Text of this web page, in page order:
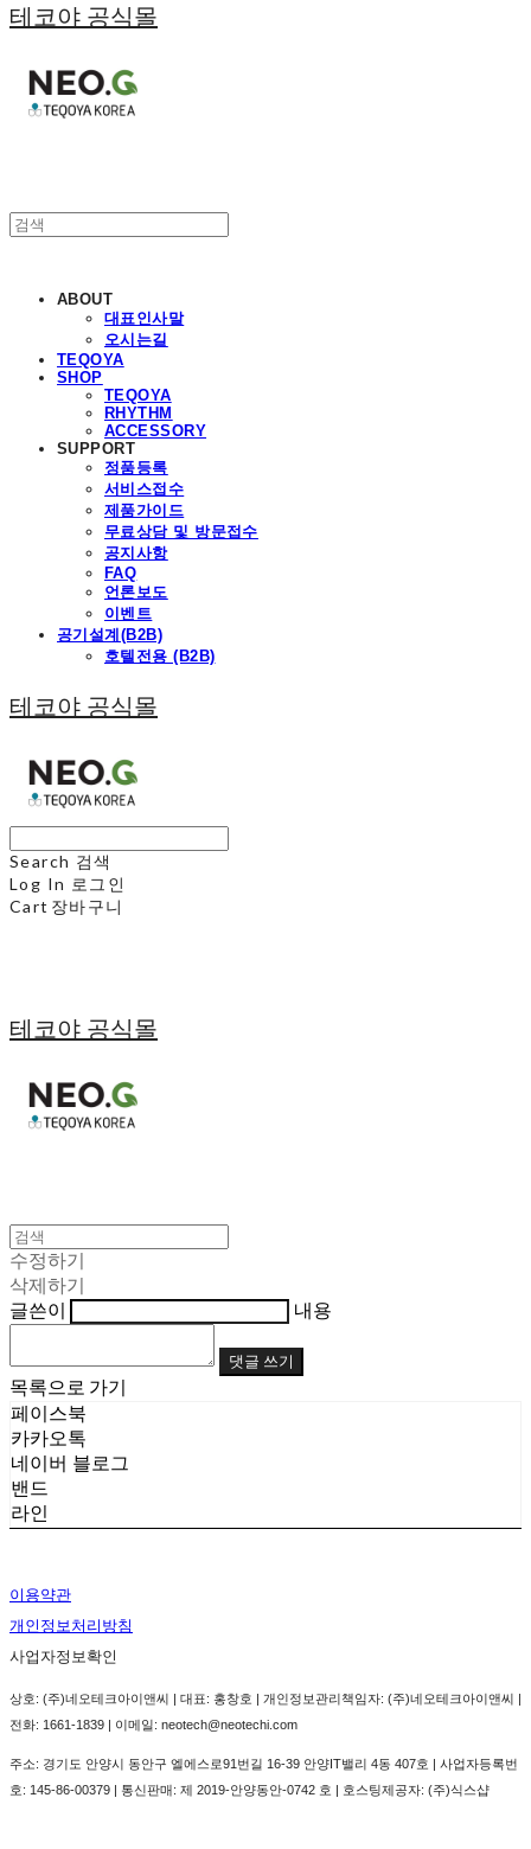
테코야 공식몰
ABOUT
대표인사말
오시는길
TEQOYA
SHOP
TEQOYA
RHYTHM
ACCESSORY
SUPPORT
정품등록
서비스접수
제품가이드
무료상담 및 방문접수
공지사항
FAQ
언론보도
이벤트
공기설계(B2B)
호텔전용 (B2B)
테코야 공식몰
Search 검색
Log In 로그인
Cart 장바구니
테코야 공식몰
수정하기
삭제하기
글쓴이
내용
댓글 쓰기
목록으로 가기
페이스북
카카오톡
네이버 블로그
밴드
라인
이용약관
개인정보처리방침
사업자정보확인
상호: (주)네오테크아이앤씨 | 대표: 홍창호 | 개인정보관리책임자: (주)네오테크아이앤씨 |
전화: 1661-1839 | 이메일: neotech@neotechi.com
주소: 경기도 안양시 동안구 엘에스로91번길 16-39 안양IT밸리 4동 407호 | 사업자등록번
호: 145-86-00379 | 통신판매: 제 2019-안양동안-0742 호 | 호스팅제공자: (주)식스샵